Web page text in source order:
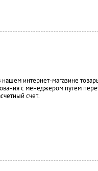
нашем интернет-магазине
с менеджером путем
счет.